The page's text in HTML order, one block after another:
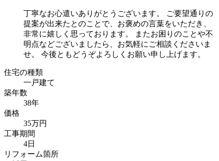
丁寧なお心遣いありがとうございます。 ご要望通りの
提案が出来たとのことで、お褒めの言葉をいただき、
非常に嬉しく思っております。 またお困りのことや不
明点などございましたら、お気軽にご相談くださいま
せ。 今後ともどうぞよろしくお願い申し上げます。
住宅の種類
一戸建て
築年数
38年
価格
35万円
工事期間
4日
リフォーム箇所